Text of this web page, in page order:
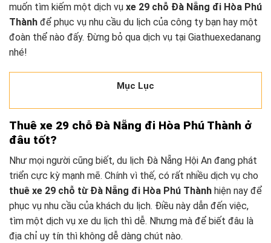
muốn tìm kiếm một dịch vụ xe 29 chỗ Đà Nẵng đi Hòa Phú
Thành để phục vụ nhu cầu du lịch của công ty bạn hay một
đoàn thể nào đấy. Đừng bỏ qua dịch vụ tại Giathuexedanang
nhé!
Mục Lục
Thuê xe 29 chỗ Đà Nẵng đi Hòa Phú Thành ở
đâu tốt?
Như mọi người cũng biết, du lịch Đà Nẵng Hội An đang phát
triển cực kỳ mạnh mẽ. Chính vì thế, có rất nhiều dịch vụ cho
thuê xe 29 chỗ từ Đà Nẵng đi Hòa Phú Thành hiện nay để
phục vụ nhu cầu của khách du lịch. Điều này dẫn đến việc,
tìm một dịch vụ xe du lịch thì dễ. Nhưng mà để biết đâu là
địa chỉ uy tín thì không dễ dàng chút nào.